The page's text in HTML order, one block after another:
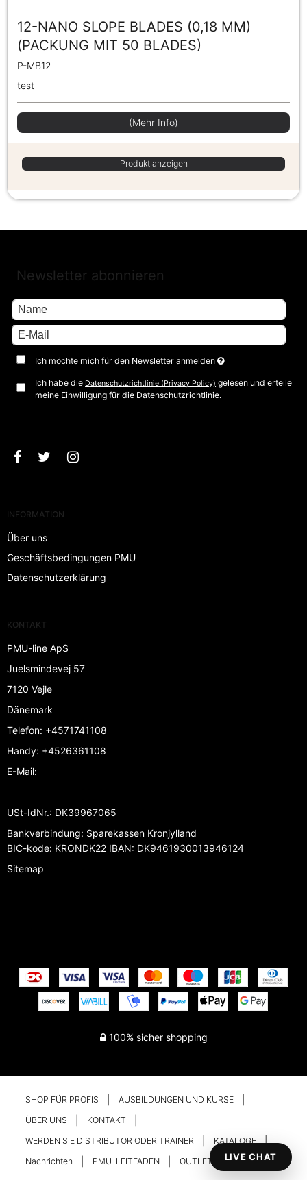
12-NANO SLOPE BLADES (0,18 MM)
(PACKUNG MIT 50 BLADES)
P-MB12
test
(Mehr Info)
Produkt anzeigen
Newsletter abonnieren
Ich möchte mich für den Newsletter anmelden
Ich habe die Datenschutzrichtlinie (Privacy Policy) gelesen und erteile
meine Einwilligung für die Datenschutzrichtlinie.
INFORMATION
Über uns
Geschäftsbedingungen PMU
Datenschutzerklärung
KONTAKT
PMU-line ApS
Juelsmindevej 57
7120 Vejle
Dänemark
Telefon: +4571741108
Handy: +4526361108
E-Mail:
USt-IdNr.: DK39967065
Bankverbindung: Sparekassen Kronjylland
BIC-kode: KRONDK22 IBAN: DK9461930013946124
Sitemap
100% sicher shopping
SHOP FÜR PROFIS AUSBILDUNGEN UND KURSE
ÜBER UNS KONTAKT
WERDEN SIE DISTRIBUTOR ODER TRAINER KATALOGE
Nachrichten PMU-LEITFADEN OUTLET Ihr Konto
LIVE CHAT